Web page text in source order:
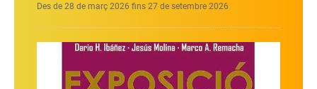
Des de 28 de març 2026 fins 27 de setembre 2026